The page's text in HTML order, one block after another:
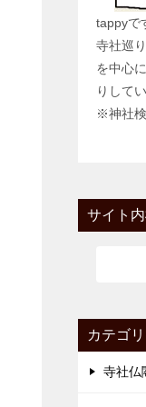
tappyで
寺社巡
を中心
りして
※神社
サイト
カテゴ
寺社仏